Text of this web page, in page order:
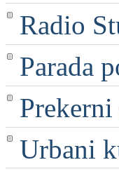
Radio
Parada
Urbani